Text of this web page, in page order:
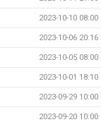
2023-10-10 08:00
2023-10-06 20:16
2023-10-05 08:00
2023-10-01 18:10
2023-09-29 10:00
2023-09-20 10:00